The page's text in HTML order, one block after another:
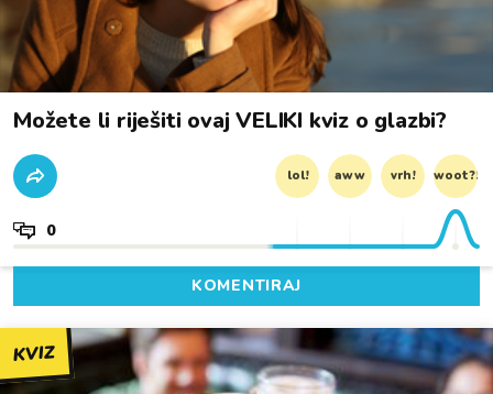
Možete li riješiti ovaj VELIKI kviz o glazbi?
lol! aww vrh! woot?!
0
KOMENTIRAJ
KVIZ